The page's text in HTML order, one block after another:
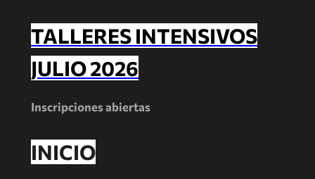
TALLERES INTENSIVOS
JULIO 2026
Inscripciones abiertas
INICIO